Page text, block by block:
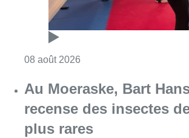
08 août 2026
Au Moeraske, Bart
recense des insectes
plus rares